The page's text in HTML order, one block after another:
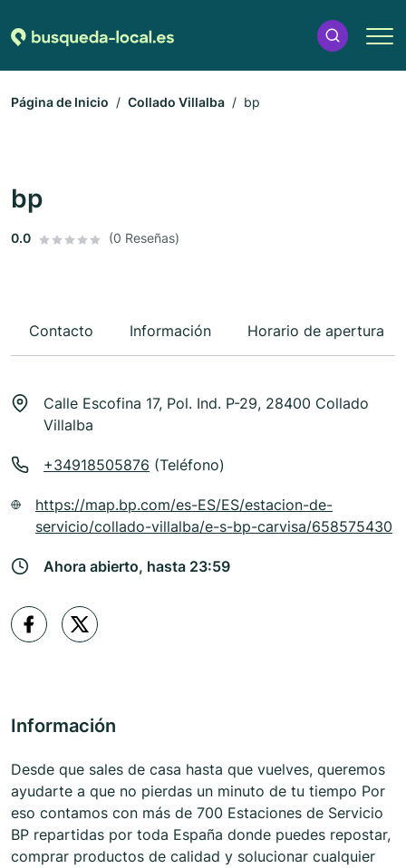
Página de Inicio Collado Villalba bp
bp
0.0 (0 Reseñas)
Contacto Información Horario de apertura
Calle Escofina 17, Pol. Ind. P-29, 28400 Collado
Villalba
+34918505876 (Teléfono)
https://map.bp.com/es-ES/ES/estacion-de-
servicio/collado-villalba/e-s-bp-carvisa/658575430
Ahora abierto, hasta 23:59
Información
Desde que sales de casa hasta que vuelves, queremos
ayudarte a que no pierdas un minuto de tu tiempo Por
eso contamos con más de 700 Estaciones de Servicio
BP repartidas por toda España donde puedes repostar,
comprar productos de calidad y solucionar cualquier